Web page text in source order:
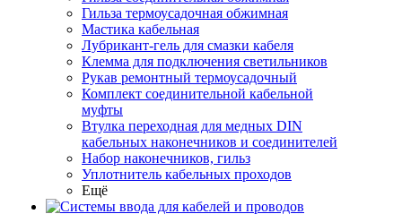
Гильза термоусадочная обжимная
Мастика кабельная
Лубрикант-гель для смазки кабеля
Клемма для подключения светильников
Рукав ремонтный термоусадочный
Комплект соединительной кабельной
муфты
Втулка переходная для медных DIN
кабельных наконечников и соединителей
Набор наконечников, гильз
Уплотнитель кабельных проходов
Ещё